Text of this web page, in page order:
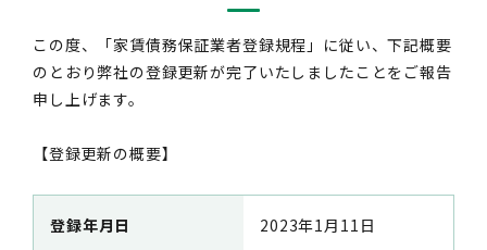
この度、「家賃債務保証業者登録規程」に従い、下記概要
のとおり弊社の登録更新が完了いたしましたことをご報告
申し上げます。
【登録更新の概要】
登録年月日 2023年1月11日